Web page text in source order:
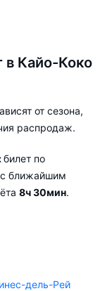
Кайо-Коко
от сезона,
распродаж.
билет по
8ч 30мин.
дель-Рей